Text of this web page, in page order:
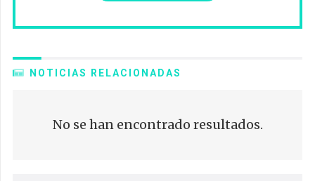
NOTICIAS RELACIONADAS
No se han encontrado resultados.